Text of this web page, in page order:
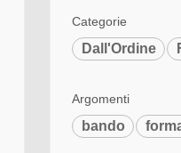
Categorie
Dall'Ordine
Argomenti
bando